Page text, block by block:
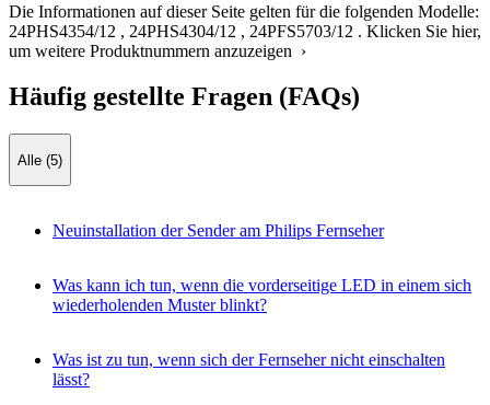
Die Informationen auf dieser Seite gelten für die folgenden Modelle:
24PHS4354/12 , 24PHS4304/12 , 24PFS5703/12 . Klicken Sie hier,
um weitere Produktnummern anzuzeigen ›
Häufig gestellte Fragen (FAQs)
Alle (5)
Neuinstallation der Sender am Philips Fernseher
Was kann ich tun, wenn die vorderseitige LED in einem sich
wiederholenden Muster blinkt?
Was ist zu tun, wenn sich der Fernseher nicht einschalten
lässt?